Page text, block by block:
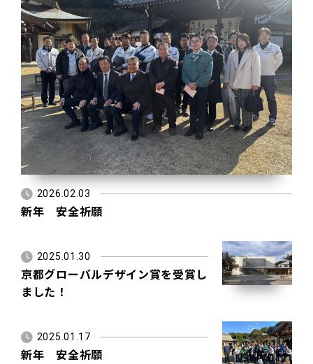
2026.02.03
新年 安全祈願
2025.01.30
京都グローバルデザイン賞を受賞し
ました！
2025.01.17
新年 安全祈願